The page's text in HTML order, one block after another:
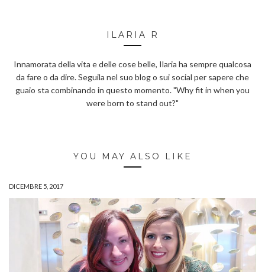
ILARIA R
Innamorata della vita e delle cose belle, Ilaria ha sempre qualcosa
da fare o da dire. Seguila nel suo blog o sui social per sapere che
guaio sta combinando in questo momento. "Why fit in when you
were born to stand out?"
YOU MAY ALSO LIKE
DICEMBRE 5, 2017